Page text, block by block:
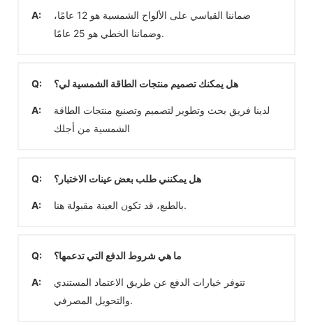
A:
ضماننا القياسي على الألواح الشمسية هو 12 عامًا،
وضماننا الخطي هو 25 عامًا.
Q: هل يمكنك تصميم منتجات الطاقة الشمسية لي؟
A:
لدينا فريق بحث وتطوير لتصميم وتصنيع منتجات الطاقة
الشمسية من أجلك
Q: هل يمكنني طلب بعض عينات الاختبار؟
A: بالطبع، قد تكون العينة مقبولة هنا.
Q: ما هي شروط الدفع التي تدعمها؟
A:
تتوفر خيارات الدفع عن طريق الاعتماد المستندي
والتحويل المصرفي.